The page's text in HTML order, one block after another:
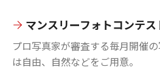
マンスリーフォトコンテス
プロ写真家が審査する毎月開催
は自由、自然などをご用意。